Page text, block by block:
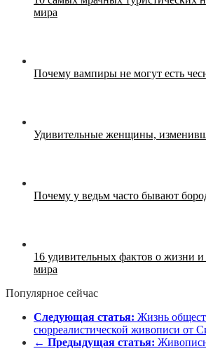
мира
Почему вампиры не могут есть
Удивительные женщины,
Почему у ведьм часто бывают
16 удивительных фактов о жизни и
мира
Популярное сейчас
Следующая статья: Жизнь
cюрреалистической живописи от
← Предыдущая статья: